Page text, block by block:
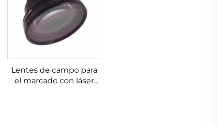
Lentes de campo para
el marcado con láser